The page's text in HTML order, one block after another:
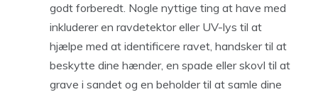
godt forberedt. Nogle nyttige ting at have med
inkluderer en ravdetektor eller UV-lys til at
hjælpe med at identificere ravet, handsker til at
beskytte dine hænder, en spade eller skovl til at
grave i sandet og en beholder til at samle dine